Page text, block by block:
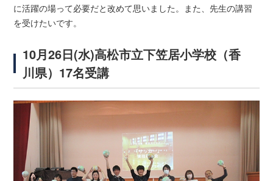
に活躍の場って必要だと改めて思いました。また、先生の講習
を受けたいです。
10月26日(水)高松市立下笠居小学校（香
川県）17名受講